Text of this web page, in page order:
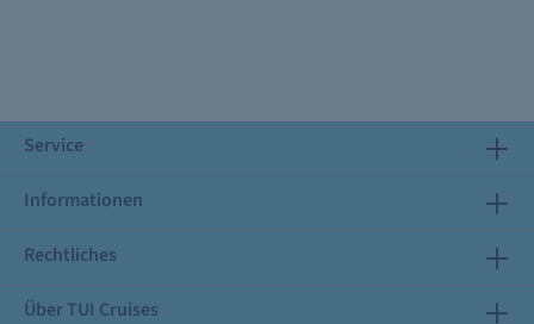
Service
Informationen
Rechtliches
Über TUI Cruises